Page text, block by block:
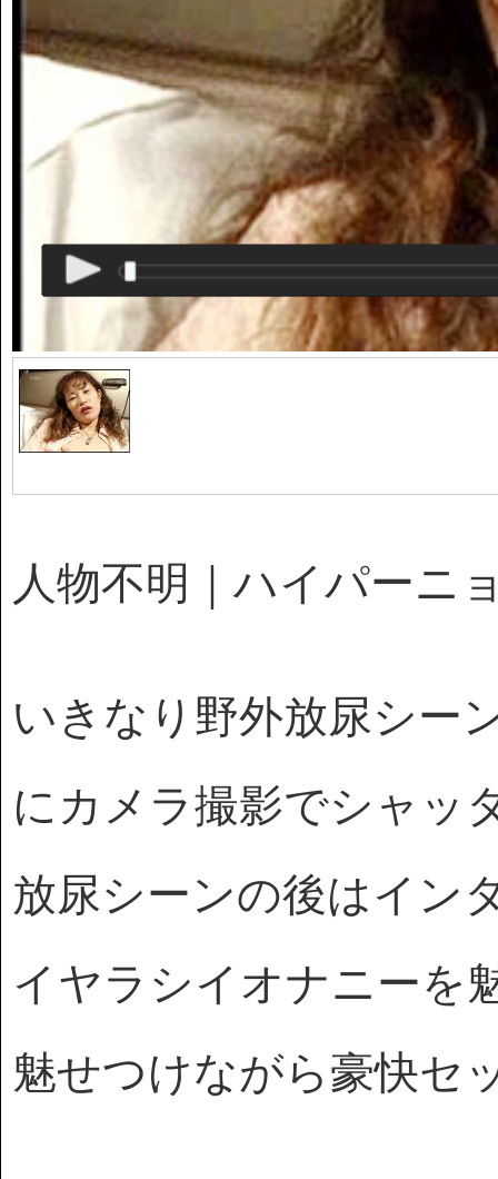
人物不明｜ハイパーニ
いきなり野外放尿シー
にカメラ撮影でシャッ
放尿シーンの後はイン
イヤラシイオナニーを
魅せつけながら豪快セ